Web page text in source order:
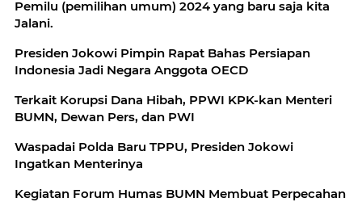
Pemilu (pemilihan umum) 2024 yang baru saja kita
Jalani.
Presiden Jokowi Pimpin Rapat Bahas Persiapan
Indonesia Jadi Negara Anggota OECD
Terkait Korupsi Dana Hibah, PPWI KPK-kan Menteri
BUMN, Dewan Pers, dan PWI
Waspadai Polda Baru TPPU, Presiden Jokowi
Ingatkan Menterinya
Kegiatan Forum Humas BUMN Membuat Perpecahan